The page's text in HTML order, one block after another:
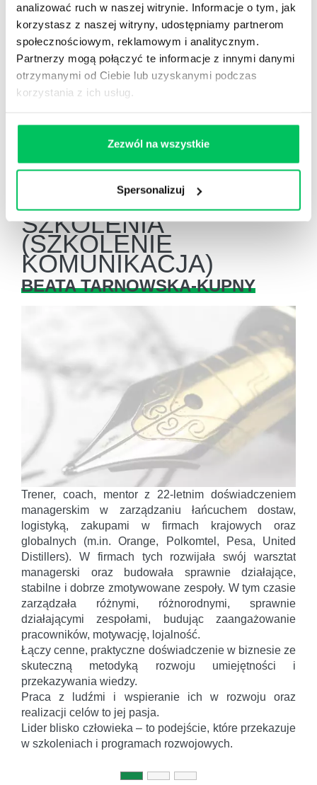
analizować ruch w naszej witrynie. Informacje o tym, jak
korzystasz z naszej witryny, udostępniamy partnerom
społecznościowym, reklamowym i analitycznym.
Partnerzy mogą połączyć te informacje z innymi danymi
otrzymanymi od Ciebie lub uzyskanymi podczas
korzystania z ich usług.
Zezwól na wszystkie
Spersonalizuj
sprawny przebieg spotkań i zebrań
otwarta komunikacja
przepływ wiedzy pomiędzy zespołami
przezwyciężanie barier, minimalizacja
konfliktów
lepszego stylu komunikacji z innymi firmami
TRENERZY
SZKOLENIA
(SZKOLENIE
KOMUNIKACJA)
BEATA TARNOWSKA-KUPNY
Trener, coach, mentor z 22-letnim doświadczeniem
managerskim w zarządzaniu łańcuchem dostaw,
logistyką, zakupami w firmach krajowych oraz
globalnych (m.in. Orange, Polkomtel, Pesa, United
Distillers). W firmach tych rozwijała swój warsztat
managerski oraz budowała sprawnie działające,
stabilne i dobrze zmotywowane zespoły. W tym czasie
zarządzała różnymi, różnorodnymi, sprawnie
działającymi zespołami, budując zaangażowanie
pracowników, motywację, lojalność.
Łączy cenne, praktyczne doświadczenie w biznesie ze
skuteczną metodyką rozwoju umiejętności i
przekazywania wiedzy.
Praca z ludźmi i wspieranie ich w rozwoju oraz
realizacji celów to jej pasja.
Lider blisko człowieka – to podejście, które przekazuje
w szkoleniach i programach rozwojowych.